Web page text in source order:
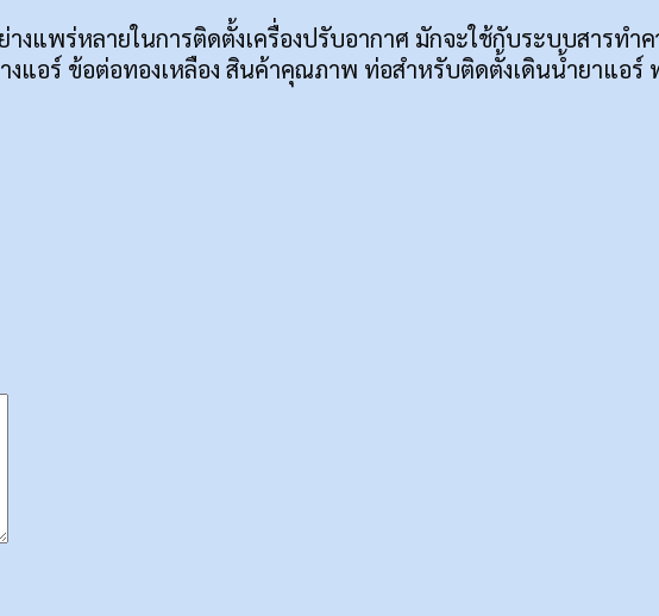
งแพร่หลายในการติดตั้งเครื่องปรับอากาศ มักจะใช้กับระบบสารทำ
แอร์ ข้อต่อทองเหลือง สินค้าคุณภาพ ท่อสำหรับติดตั้งเดินน้ำยาแอร์